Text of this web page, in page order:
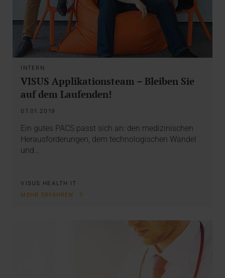
INTERN
VISUS Applikationsteam – Bleiben Sie
auf dem Laufenden!
07.01.2019
Ein gutes PACS passt sich an: den medizinischen
Herausforderungen, dem technologischen Wandel
und…
VISUS HEALTH IT
MEHR ERFAHREN